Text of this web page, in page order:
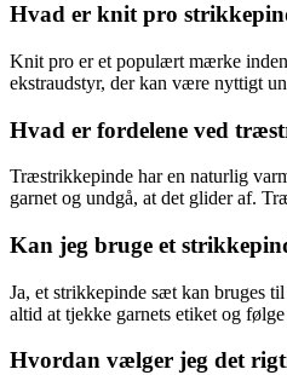
Hvad er knit pro
Knit pro er et populært mærke
ekstraudstyr, der kan være nyttigt
Hvad er fordelene ved
Træstrikkepinde har en naturlig
garnet og undgå, at det glider af.
Kan jeg bruge et
Ja, et strikkepinde sæt kan bruges
altid at tjekke garnets etiket og
Hvordan vælger jeg det